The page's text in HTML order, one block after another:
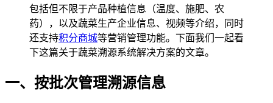
包括但不限于产品种植信息（温度、施肥、农
药），以及蔬菜生产企业信息、视频等介绍，同时
还支持积分商城等营销管理功能。下面我们一起看
下这篇关于蔬菜溯源系统解决方案的文章。
一、按批次管理溯源信息